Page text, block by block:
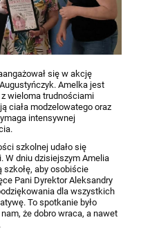
się w akcję
Amelka jest
wieloma trudnościami
ciała modzelowatego oraz
intensywnej
szkolnej udało się
W dniu dzisiejszym Amelia
szkołę, aby osobiście
Pani Dyrektor Aleksandry
dla wszystkich
To spotkanie było
że dobro wraca, a nawet